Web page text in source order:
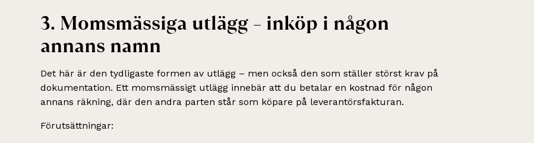
3. Momsmässiga utlägg – inköp i någon
annans namn
Det här är den tydligaste formen av utlägg – men också den som ställer störst krav på
dokumentation. Ett momsmässigt utlägg innebär att du betalar en kostnad för någon
annans räkning, där den andra parten står som köpare på leverantörsfakturan.
Förutsättningar: